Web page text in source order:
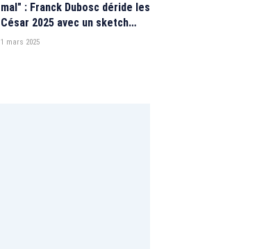
mal" : Franck Dubosc déride les
César 2025 avec un sketch
hilarant
1 mars 2025